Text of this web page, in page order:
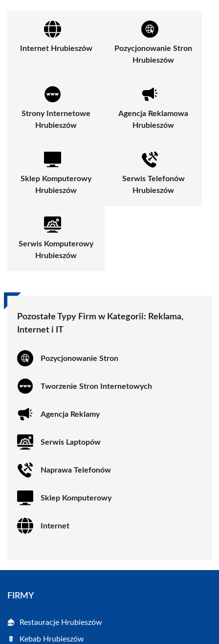
Internet Hrubieszów
Pozycjonowanie Stron
Hrubieszów
Strony Internetowe
Hrubieszów
Agencja Reklamowa
Hrubieszów
Sklep Komputerowy
Hrubieszów
Serwis Telefonów
Hrubieszów
Serwis Komputerowy
Hrubieszów
Pozostałe Typy Firm w Kategorii: Reklama,
Internet i IT
Pozycjonowanie Stron
Tworzenie Stron Internetowych
Agencja Reklamy
Serwis Laptopów
Naprawa Telefonów
Sklep Komputerowy
Internet
FIRMY
Restauracje Hrubieszów
Kebab Hrubieszów